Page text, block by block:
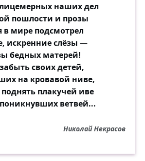
наших дел
пошлости и прозы
в мире подсмотрел
искренние слёзы —
бедных матерей!
своих детей,
на кровавой ниве,
плакучей иве
ветвей...
Николай Некрасов